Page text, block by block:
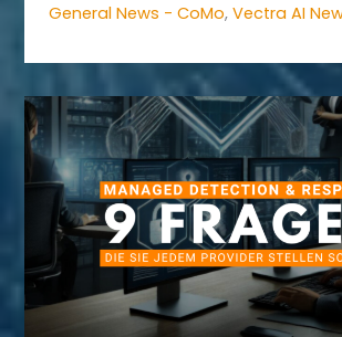
der
Unsere
Partnerschaft
mit
Vectra
AI
General News - CoMo,Vectra AI